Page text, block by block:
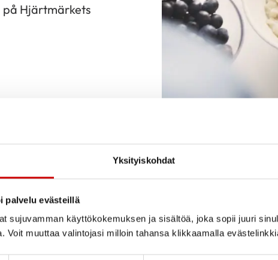
Yksityiskohdat
palvelu evästeillä
sujuvamman käyttökokemuksen ja sisältöä, joka sopii juuri
Voit muuttaa valintojasi milloin tahansa klikkaamalla
på Hjärtmärkets